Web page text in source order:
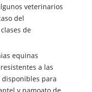
veterinarios
del
de
equinas
a las
para